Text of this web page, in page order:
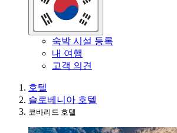
숙박 시설 등록
내 여행
고객 의견
호텔
슬로베니아 호텔
코바리드 호텔